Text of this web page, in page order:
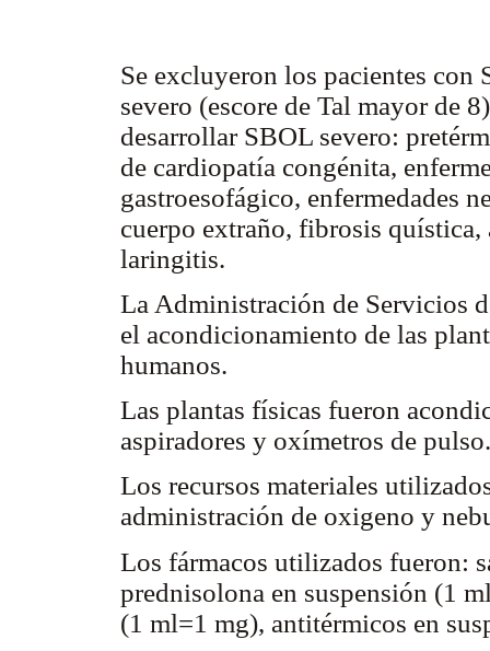
Se excluyeron los pacientes con
severo (escore de Tal mayor de
desarrollar SBOL severo:
de cardiopatía congénita,
gastroesofágico, enfermedades
cuerpo extraño, fibrosis quística,
laringitis.
La Administración de Servicios
el acondicionamiento de las
humanos.
Las plantas físicas fueron
aspiradores y oxímetros de
Los recursos materiales
administración de oxigeno y
Los fármacos utilizados fueron:
prednisolona en suspensión (1
(1 ml=1 mg), antitérmicos en